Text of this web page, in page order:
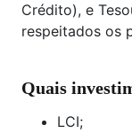
Crédito), e
respeitados os
Quais
LCI;